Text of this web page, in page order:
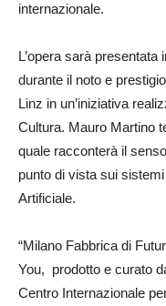
internazionale.
L’opera sarà
durante il noto e
Linz in un’iniziativa
Cultura. Mauro Martino
quale racconterà il
punto di vista sui
Artificiale.
“Milano Fabbrica di
You, prodotto e curato
Centro Internazionale